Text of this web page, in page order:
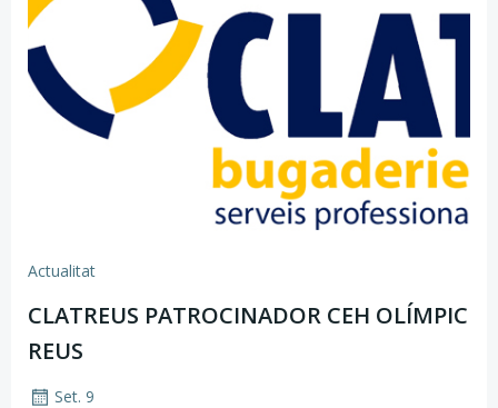
Actualitat
CLATREUS PATROCINADOR CEH OLÍMPIC
REUS
Set. 9